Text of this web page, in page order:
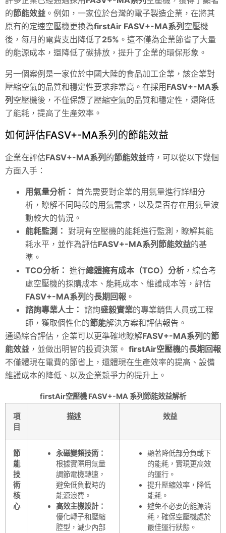
的節能效益 。例如，一家位於台灣的電子製造企業，在將其
原有的定速空壓機更換為firstAir FASV+-MA系列 空壓機
後，每月的電費支出降低了25% 。這不僅為企業節省了大量
的能源成本，還降低了碳排放，提升了企業的環保形象。
另一個案例是一家位於中國大陸的食品加工企業，該企業對
壓縮空氣的品質和穩定性要求非常高。在採用 FASV+-MA系
列 空壓機後，不僅保證了壓縮空氣的品質和穩定性，還降低
了能耗，提高了生產效率。
如何評估FASV+-MA系列的節能效益
企業在評估FASV+-MA系列 的節能效益時，可以從以下幾個
方面入手：
用氣量分析： 首先需要對企業的用氣量進行詳細分
析，瞭解不同時段的用氣需求，以及是否存在用氣量波
動較大的情況。
能耗監測： 對現有空壓機的能耗進行監測，瞭解其能
耗水平，並作為評估FASV+-MA系列 節能效益的基
準。
TCO分析： 進行總體擁有成本（TCO）分析 ，綜合考
慮空壓機的採購成本、能耗成本、維護成本等，評估
FASV+-MA系列 的長期回報 。
諮詢專業人士： 諮詢盛毅實業的專業銷售人員或工程
師，獲取個性化的節能解決方案和評估報告。
通過綜合評估，企業可以更準確地瞭解FASV+-MA系列 的節
能效益 ，並做出明智的投資決策。 firstAir空壓機的長期回報
不僅體現在電費的節省上，還體現在生產效率的提高、設備
維護成本的降低、以及企業競爭力的提升上。
firstAir空壓機 FASV+-MA 系列節能效益解析
項
目
描述 效益
節
能
技
術
核
心
永磁變頻技術：
根據實際用氣量
調節電機轉速，
避免低負載時的
能源浪費。
高效主機設計：
優化轉子和壓縮
腔型，減少內部
顯著降低部分負載下
的能耗，實現更高效
的運行。
提升壓縮效率，降低
能耗。
避免不必要的能源消
耗，確保空壓機處於
最佳運行狀態。